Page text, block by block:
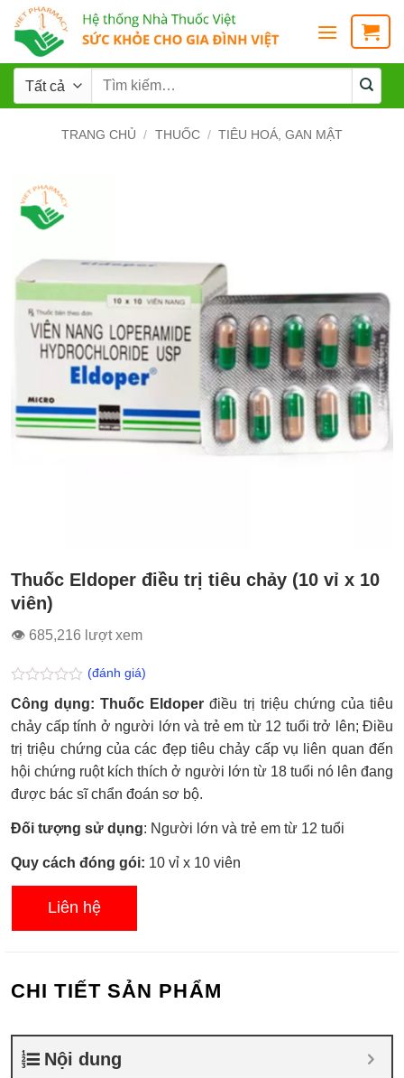
TRANG CHỦ / THUỐC / TIÊU HOÁ, GAN MẬT
Thuốc Eldoper điều trị tiêu chảy (10 vỉ x 10
viên)
👁 685,216 lượt xem
Được
xếp
hạng
0.0
5
sao
(đánh giá)
Công dụng: Thuốc Eldoper điều trị triệu chứng của tiêu
chảy cấp tính ở người lớn và trẻ em từ 12 tuổi trở lên; Điều
trị triệu chứng của các đẹp tiêu chảy cấp vụ liên quan đến
hội chứng ruột kích thích ở người lớn từ 18 tuổi nó lên đang
được bác sĩ chẩn đoán sơ bộ.
Đối tượng sử dụng: Người lớn và trẻ em từ 12 tuổi
Quy cách đóng gói: 10 vỉ x 10 viên
Liên hệ
CHI TIẾT SẢN PHẨM
Nội dung